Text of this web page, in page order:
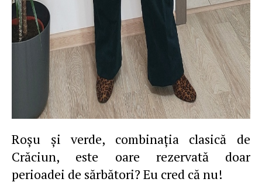
Roşu şi verde, combinaţia clasică de
Crăciun, este oare rezervată doar
perioadei de sărbători? Eu cred că nu!